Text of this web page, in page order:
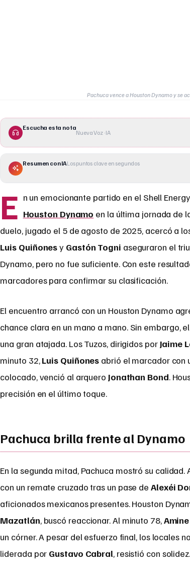
Pachuca vence a Houston Dynamo y se
Escucha esta nota
Nueva Voz · IA
Resumen con IALos puntos clave en segundos
E n un emocionante partido en el Shell
Houston Dynamo en la última jornada de
duelo, jugado el 5 de agosto de 2025, acercó a
Luis Quiñonesy Gastón Togni aseguraron el
Dynamo, pero no fue suficiente. Con este
marcadores para confirmar su clasificación.
El encuentro arrancó con un Houston Dynamo
chance clara en un mano a mano. Sin embargo,
una gran atajada. Los Tuzos, dirigidos por Jaime
minuto 32,Luis Quiñones abrió el marcador con
colocado, venció al arquero Jonathan Bond.
precisión en el último toque.
Pachuca brilla frente al Dynamo
En la segunda mitad, Pachuca mostró su calidad.
con un remate cruzado tras un pase de Alexéi
aficionados mexicanos presentes. Houston
Mazatlán, buscó reaccionar. Al minuto 78,
un córner. A pesar del esfuerzo final, los locales
liderada por Gustavo Cabral, resistió con solidez.